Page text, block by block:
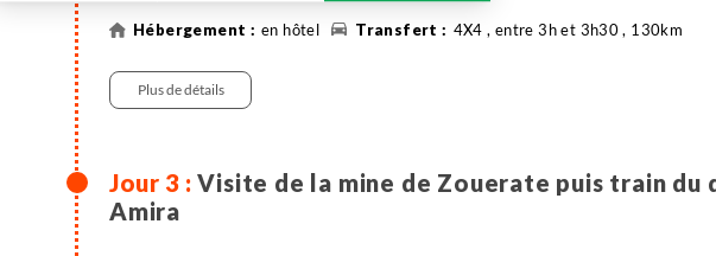
Axeptio consent
Plateforme de Gestion du Consentement : Personnalisez vos Options
Notre plateforme vous permet d'adapter et de gérer vos paramètres de
en direction de Zouerate (env. 4-5h de trajet). Arrivée en fin d'après-midi à
en hôtel 4X4 , entre 3h et 3h30 , 130km
Plus de détails
Visite de la mine de Zouerate puis train du
Amira